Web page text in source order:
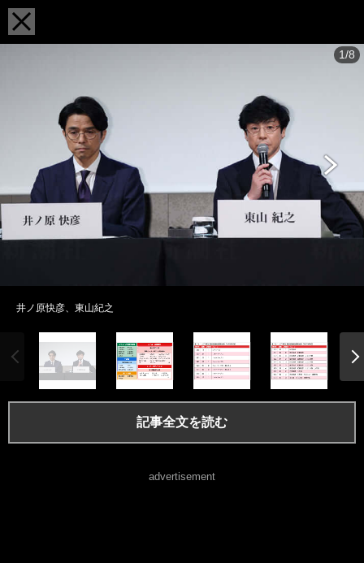
1/8
井ノ原快彦、東山紀之
記事全文を読む
advertisement